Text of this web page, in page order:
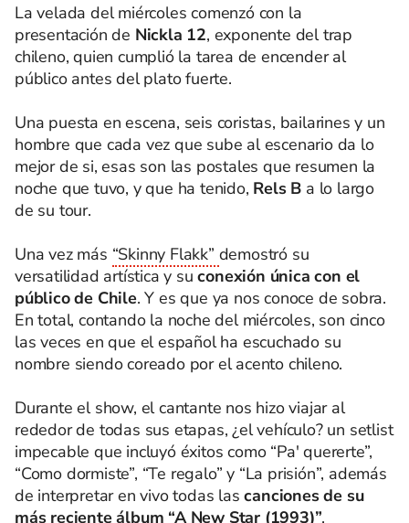
La velada del miércoles comenzó con la
presentación de Nickla 12, exponente del trap
chileno, quien cumplió la tarea de encender al
público antes del plato fuerte.
Una puesta en escena, seis coristas, bailarines y un
hombre que cada vez que sube al escenario da lo
mejor de si, esas son las postales que resumen la
noche que tuvo, y que ha tenido, Rels B a lo largo
de su tour.
Una vez más “Skinny Flakk” demostró su
versatilidad artística y suconexión única con el
público de Chile. Y es que ya nos conoce de sobra.
En total, contando la noche del miércoles, son cinco
las veces en que el español ha escuchado su
nombre siendo coreado por el acento chileno.
Durante el show, el cantante nos hizo viajar al
rededor de todas sus etapas, ¿el vehículo? un setlist
impecable que incluyó éxitos como “Pa' quererte”,
“Como dormiste”, “Te regalo” y “La prisión”, además
de interpretar en vivo todas lascanciones de su
más reciente álbum “A New Star (1993)”.